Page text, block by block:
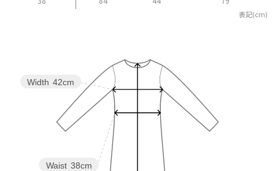
表記(cm)
Waist 38cm
Width 42cm